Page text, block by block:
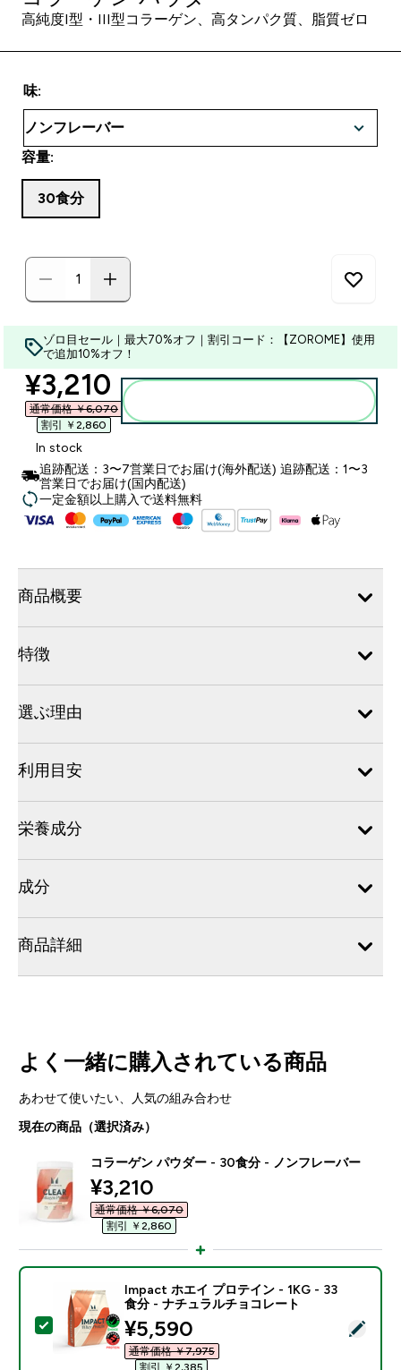
高純度I型・III型コラーゲン、高タンパク質、脂質ゼロ
味:
容量:
30食分
ゾロ目セール｜最大70%オフ｜割引コード：【ZOROME】使用
で追加10%オフ！
discounted price
¥3,210‎
通常価格 ￥6,070‎
割引 ￥2,860‎
In stock
追跡配送：3〜7営業日でお届け(海外配送) 追跡配送：1〜3
営業日でお届け(国内配送)
一定金額以上購入で送料無料
商品概要
特徴
選ぶ理由
利用目安
栄養成分
成分
商品詳細
よく一緒に購入されている商品
あわせて使いたい、人気の組み合わせ
現在の商品（選択済み）
コラーゲン パウダー - 30食分 - ノンフレーバー
discounted price
¥3,210‎
通常価格 ￥6,070‎
割引 ￥2,860‎
この商品を選択 - Impact ホエイ プロテイン - 1KG -
Impact ホエイ プロテイン - 1KG - 33
食分 - ナチュラルチョコレート
discounted price
¥5,590‎
通常価格 ￥7,975‎
割引 ￥2,385‎